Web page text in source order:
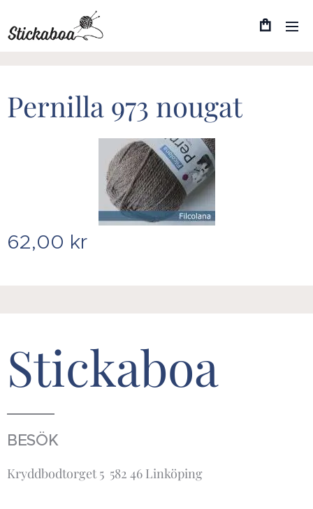
Pernilla 973 nougat
62,00 kr
Stickaboa
BESÖK
Kryddbodtorget 5 582 46 Linköping